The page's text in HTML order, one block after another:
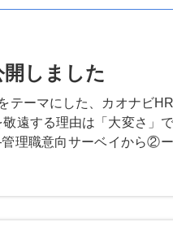
しました
テーマにした、カオナビ
遠する理由は「大変さ」
理職意向サーベイから②